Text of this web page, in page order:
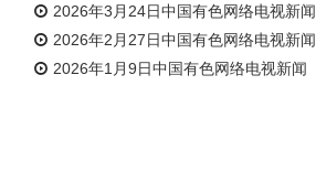
2026年3月24日中国有色网络电视新闻
2026年2月27日中国有色网络电视新闻
2026年1月9日中国有色网络电视新闻